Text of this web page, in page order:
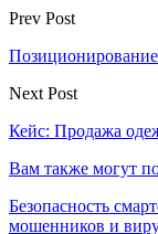
Prev Post
Next Post
Кейс: Продажа
Вам также могут
Безопасность
мошенников и